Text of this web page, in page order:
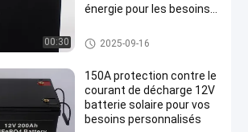
00:30
énergie pour les besoins
batterie de phosphate de fer du
lithium 24v
2025-09-16
150A protection contre le
courant de décharge 12V
batterie solaire pour vos
besoins personnalisés